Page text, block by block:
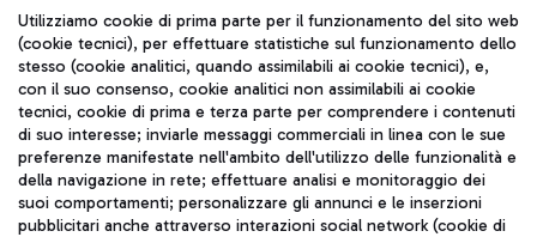
Seguici sui social
TRAVEL JOURNAL
ITA
Utilizziamo cookie di prima parte per il funzionamento del sito web
(cookie tecnici), per effettuare statistiche sul funzionamento dello
stesso (cookie analitici, quando assimilabili ai cookie tecnici), e,
con il suo consenso, cookie analitici non assimilabili ai cookie
tecnici, cookie di prima e terza parte per comprendere i contenuti
di suo interesse; inviarle messaggi commerciali in linea con le sue
preferenze manifestate nell'ambito dell'utilizzo delle funzionalità e
della navigazione in rete; effettuare analisi e monitoraggio dei
suoi comportamenti; personalizzare gli annunci e le inserzioni
pubblicitari anche attraverso interazioni social network (cookie di